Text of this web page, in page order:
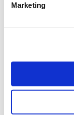
Marketing